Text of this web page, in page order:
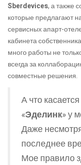
Sberdevices, а также
которые предлагают
сервисных апарт-
кабинета
много работы не
всегда за
совместные решения.
А что
«Эделинк» у
Даже
последнее
Мое правило